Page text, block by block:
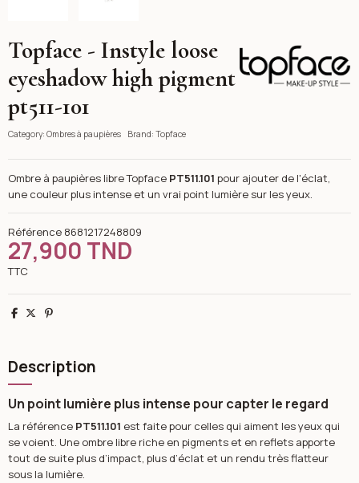
Topface - Instyle loose
eyeshadow high pigment
pt511-101
Category: Ombres à paupières Brand: Topface
Ombre à paupières libre Topface PT511.101 pour ajouter de l'éclat,
une couleur plus intense et un vrai point lumière sur les yeux.
Référence 8681217248809
27,900 TND
TTC
Partager
TweetPinterest
Description
Un point lumière plus intense pour capter le regard
La référence PT511.101 est faite pour celles qui aiment les yeux qui
se voient. Une ombre libre riche en pigments et en reflets apporte
tout de suite plus d’impact, plus d’éclat et un rendu très flatteur
sous la lumière.